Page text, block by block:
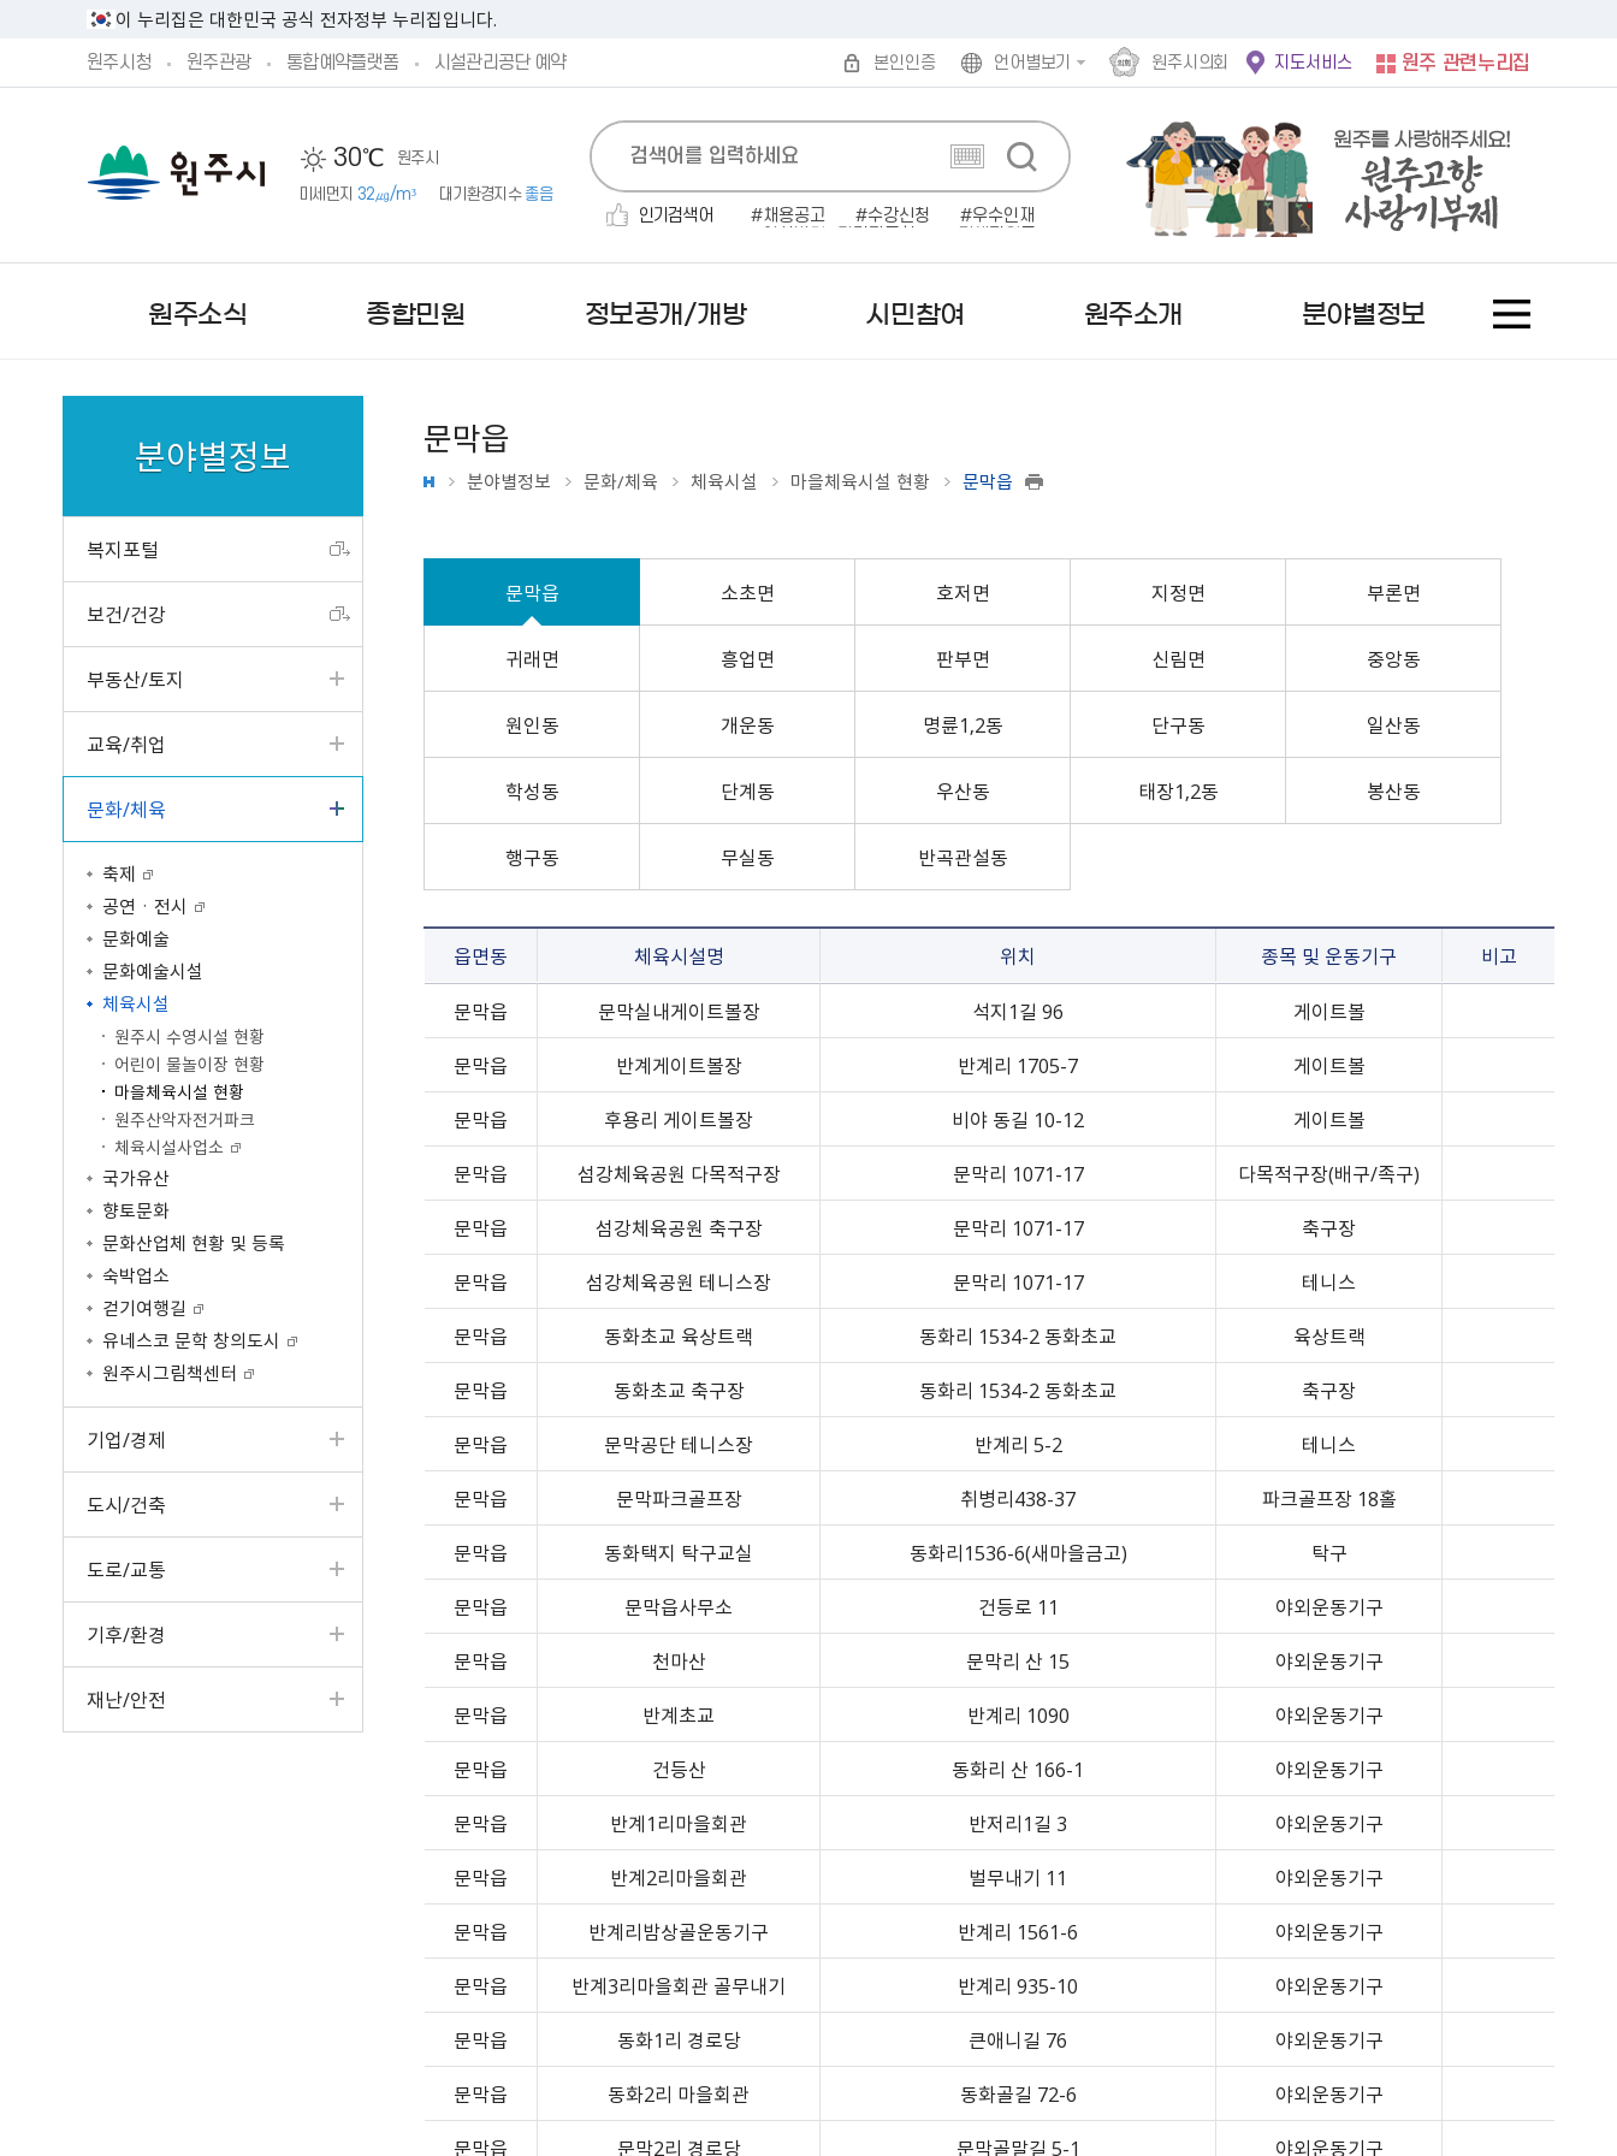
이 누리집은 대한민국 공식 전자정부 누리집입니다.
원주시청 원주관광 통합예약플랫폼 시설관리공단 예약 본인인증 언어별보기 원주시의회 지도서비스 원주 관련누리집
30℃
원주시
미세먼지 32㎍/m³ 대기환경지수 좋음
인기검색어 채용공고 수강신청
우수인재
원주소식
문화행사
읍면동 소식
반상회 소식지
공동주택 알림방
타기관 소식
원주시 공고
원주시 고시
입법예고
분묘개장공고
공공기관 공고
타기관 공고/고시
보도자료
정례브리핑
시험계획 공고
최종합격자 및 임용등록 공
2022. 3.31. 이전 공고
원주시시보
종합민원
단구‧반곡관설 행정복지센
터
구술·전화 민원
사전심사청구제
문서24 안내
민원콜센터
행정정보공동이용 안내
민원조정위원회
민원상담 신청
무인민원발급
민원편람/서식
2025 원주시 민원편람
2026 원주시 민원편람
여권의교부
외교부 여권안내
외교부 비자안내
여권접수 온라인 사전예약
마을세무사
지방세 안내/납부(WeT
AX)
납세자보호관제도
지방세 상담챗봇
차량등록민원
자동차과태료납부（We
위원회 소개 및 운영
운영성과
관련사이트
정보공개/개방
시장직 인수위원회 활동보
고서
업무계획
주요성과
일반현황
인사발령/교류신청
조직운영정보
시정평가
인구현황/통계연보
행정심판 결과
행정서비스헌장
예산서 공개
예산안 공개
성인지예산서
결산현황
세입세출현황공개
지방재정공시
중기지방재정계획
기금운용계획
시유재산 현황
지방공기업
발주계획
개찰공고
수의계약 현황공개
준공검사
감사결과/반부패청렴시책
공무국외출장보고서
공청회 개최결과
주요투자사업 추진결과
공용차량 운영현황
민간위탁평가결과
원문정보공개
정보목록공개
개인정보 이용·제3자제공
민원처리/행정처분
정부24
정책실명제
공공저작물 이용안내
공공저작물 자료실
공공데이터
공공데이터제공안내
시민참여
제안하기
공개제안
나의제안
우수제안사례
국민생각함
주민참여 예산 안내
제안하기
제안하기(2022년 4월 30
일 이전)
알림마당
규제개혁안내
규제입증요청
부패·공익신고
소극행정신고센터
안전신문고
지방보조금 부정수급 신고
주민감사청구
전동킥보드 불법 주정차
설문조사
적극행정 우수사례
개별주택가격 카카오톡 알
리미
개별공시지가 카카오 알림
원주시 청소년 꿈이룸 바우
처 가맹점 모집
외국어 검사기
원주소개
원주의 상징
원주의 인물
원주시 기본계획
혁신도시 공공청사
기구 및 조직
업무별 전화번호
청사안내
찾아오시는길
읍면동 한눈에 보기
지정면
중앙동
원인동
개운동
명륜2동
일산동
학성동
우산동
반곡관설동 행정복지센
미국 로아노크
중국 허페이
일본 이치카와
일본 히가시마츠야마
일본 미노
성남시
강남구
서울 서대문구
경기 김포시
후보자 공적 의견접수
원주고향사랑기부제
공지사항
명예의전당
기부금현황
답례품 현황
답례품 추천
분야별정보
분야별정보
복지포털
보건/건강
부동산/토지
교육/취업
문화/체육
축제
공연ㆍ전시
문화예술
문화예술시설
체육시설
원주시 수영시설 현황
어린이 물놀이장 현황
마을체육시설 현황
원주산악자전거파크
체육시설사업소
국가유산
향토문화
문화산업체 현황 및 등록
숙박업소
걷기여행길
유네스코 문학 창의도시
원주시그림책센터
기업/경제
도시/건축
도로/교통
기후/환경
재난/안전
문막읍
분야별정보 문화/체육 체육시설 마을체육시설 현황 문막읍
문막읍 소초면 호저면 지정면 부론면
귀래면 흥업면 판부면 신림면 중앙동
원인동 개운동 명륜1,2동 단구동 일산동
학성동 단계동 우산동 태장1,2동 봉산동
행구동 무실동 반곡관설동
읍면동 체육시설명 위치 종목 및 운동기구
비고
문막읍
문막실내게이트볼장 석지1길 96
게이트볼
문막읍
반계게이트볼장 반계리 1705-7
게이트볼
문막읍
후용리 게이트볼장 비야 동길 10-12
게이트볼
문막읍
섬강체육공원 다목적구장 문막리 1071-17
다목적구장(배구/족구)
문막읍
섬강체육공원 축구장 문막리 1071-17
축구장
문막읍
섬강체육공원 테니스장 문막리 1071-17
테니스
문막읍
동화초교 육상트랙 동화리 1534-2 동화초교
육상트랙
문막읍
동화초교 축구장 동화리 1534-2 동화초교
축구장
문막읍
문막공단 테니스장 반계리 5-2
테니스
문막읍
문막파크골프장 취병리438-37
파크골프장 18홀
문막읍
동화택지 탁구교실 동화리1536-6(새마을금고)
탁구
문막읍
문막읍사무소 건등로 11
야외운동기구
문막읍
천마산 문막리 산 15
야외운동기구
문막읍
반계초교 반계리 1090
야외운동기구
문막읍
건등산 동화리 산 166-1
야외운동기구
문막읍
반계1리마을회관 반저리1길 3
야외운동기구
문막읍
반계2리마을회관 벌무내기 11
야외운동기구
문막읍
반계리밤상골운동기구 반계리 1561-6
야외운동기구
문막읍
반계3리마을회관 골무내기 반계리 935-10
야외운동기구
문막읍
동화1리 경로당 큰애니길 76
야외운동기구
문막읍
동화2리 마을회관 동화골길 72-6
야외운동기구
문막읍
문막2리 경로당 문막골말길 5-1 야외운동기구